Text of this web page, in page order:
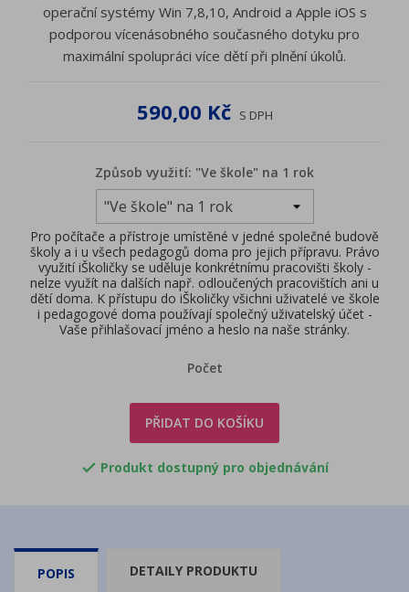
operační systémy Win 7,8,10, Android a Apple iOS s
podporou vícenásobného současného dotyku pro
maximální spolupráci více dětí při plnění úkolů.
590,00 Kč S DPH
Způsob využití: "Ve škole" na 1 rok
Pro počítače a přístroje umístěné v jedné společné budově
školy a i u všech pedagogů doma pro jejich přípravu. Právo
využití iŠkoličky se uděluje konkrétnímu pracovišti školy -
nelze využít na dalších např. odloučených pracovištích ani u
dětí doma. K přístupu do iŠkoličky všichni uživatelé ve škole
i pedagogové doma používají společný uživatelský účet -
Vaše přihlašovací jméno a heslo na naše stránky.
Počet
PŘIDAT DO KOŠÍKU
 Produkt dostupný pro objednávání
POPIS DETAILY PRODUKTU